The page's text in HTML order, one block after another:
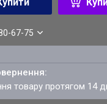
67-75
товару протягом 14